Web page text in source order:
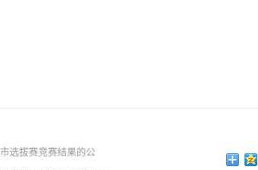
选拔赛竞赛结果的公